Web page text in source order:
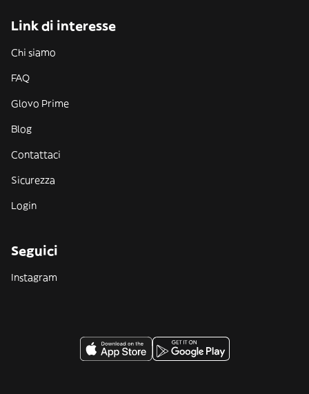
Link di interesse
Chi siamo
FAQ
Glovo Prime
Blog
Contattaci
Sicurezza
Login
Seguici
Instagram